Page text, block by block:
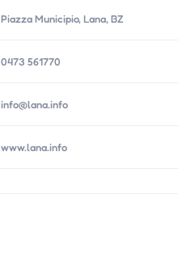
Piazza Municipio, Lana, BZ
0473 561770
info@lana.info
www.lana.info